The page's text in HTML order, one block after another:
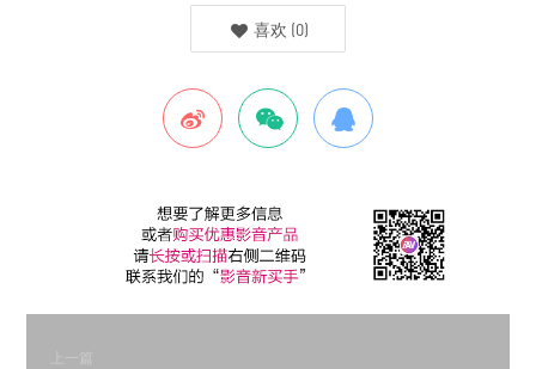
喜欢 (0)
上一篇